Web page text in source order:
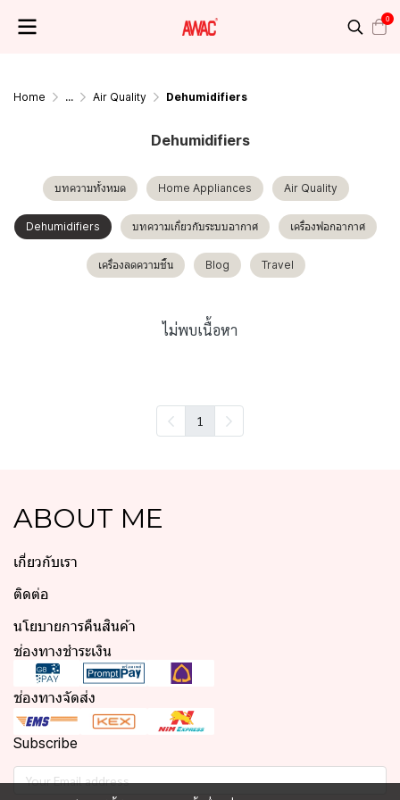
0
Home ... Air Quality Dehumidifiers
Dehumidifiers
บทความทั้งหมด Home Appliances Air Quality
Dehumidifiers บทความเกี่ยวกับระบบอากาศ เครื่องฟอกอากาศ
เครื่องลดความชื้น Blog Travel
ไม่พบเนื้อหา
1
ABOUT ME
เกี่ยวกับเรา
ติดต่อ
นโยบายการคืนสินค้า
ช่องทางชำระเงิน
ช่องทางจัดส่ง
Subscribe